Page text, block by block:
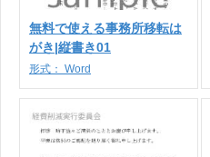
無料で使える事務所移転は
がき|縦書き01
形式： Word